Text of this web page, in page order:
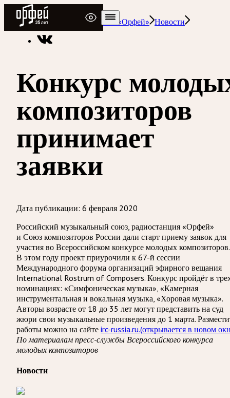
Радио Орфей
Радио классической музыки «Орфей» Новости
Конкурс
композиторов
принимает
заявки
Дата публикации: 6 февраля 2020
Российский музыкальный союз, радиостанция «Орфей»
и Союз композиторов России дали старт приему заявок для
участия во Всероссийском конкурсе молодых композиторов.
В этом году проект приурочили к 67-й сессии
Международного форума организаций эфирного вещания
International Rostrum of Composers. Конкурс пройдёт в
номинациях: «Симфоническая музыка», «Камерная
инструментальная и вокальная музыка, «Хоровая музыка».
Авторы возрасте от 18 до 35 лет могут представить на суд
жюри свои музыкальные произведения до 1 марта.
работы можно на сайте irc-russia.ru.(открывается в новом
По материалам пресс-службы Всероссийского конкурса
молодых композиторов
Новости